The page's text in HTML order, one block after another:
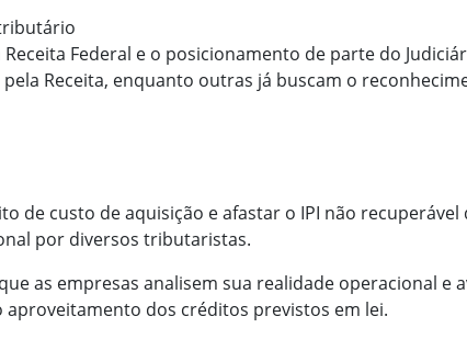
Federal e o posicionamento de parte do
Receita, enquanto outras já buscam o
de custo de aquisição e afastar o IPI não recuperável
por diversos tributaristas.
as empresas analisem sua realidade operacional e
dos créditos previstos em lei.